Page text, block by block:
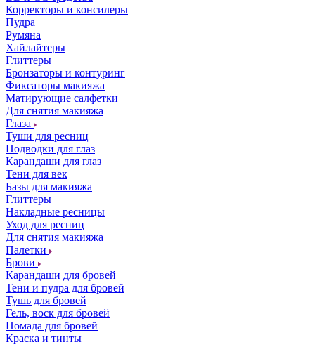
Корректоры и консилеры
Пудра
Румяна
Хайлайтеры
Глиттеры
Бронзаторы и контуринг
Фиксаторы макияжа
Матирующие салфетки
Для снятия макияжа
Глаза
Туши для ресниц
Подводки для глаз
Карандаши для глаз
Тени для век
Базы для макияжа
Глиттеры
Накладные ресницы
Уход для ресниц
Для снятия макияжа
Палетки
Брови
Карандаши для бровей
Тени и пудра для бровей
Тушь для бровей
Гель, воск для бровей
Помада для бровей
Краска и тинты